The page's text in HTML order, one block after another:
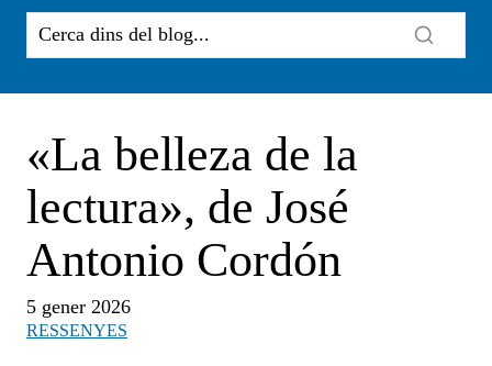
«La belleza de la
lectura», de José
Antonio Cordón
5 gener 2026
RESSENYES